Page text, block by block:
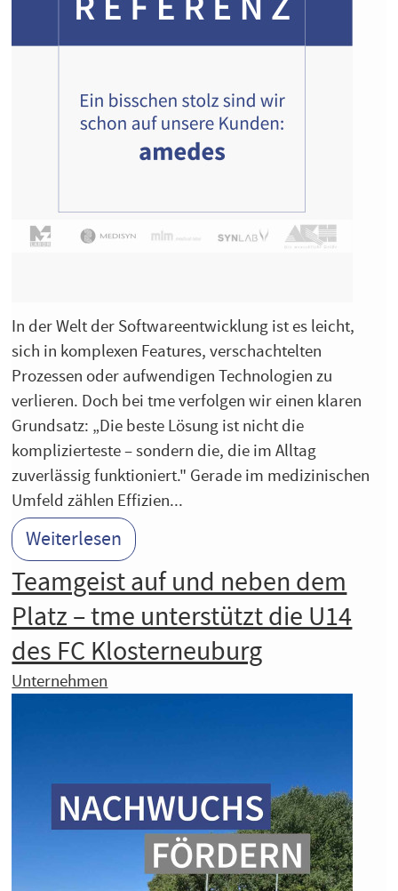
In der Welt der Softwareentwicklung ist es leicht,
sich in komplexen Features, verschachtelten
Prozessen oder aufwendigen Technologien zu
verlieren. Doch bei tme verfolgen wir einen klaren
Grundsatz: „Die beste Lösung ist nicht die
komplizierteste – sondern die, die im Alltag
zuverlässig funktioniert." Gerade im medizinischen
Umfeld zählen Effizien...
Weiterlesen
Teamgeist auf und neben dem
Platz – tme unterstützt die U14
des FC Klosterneuburg
Unternehmen